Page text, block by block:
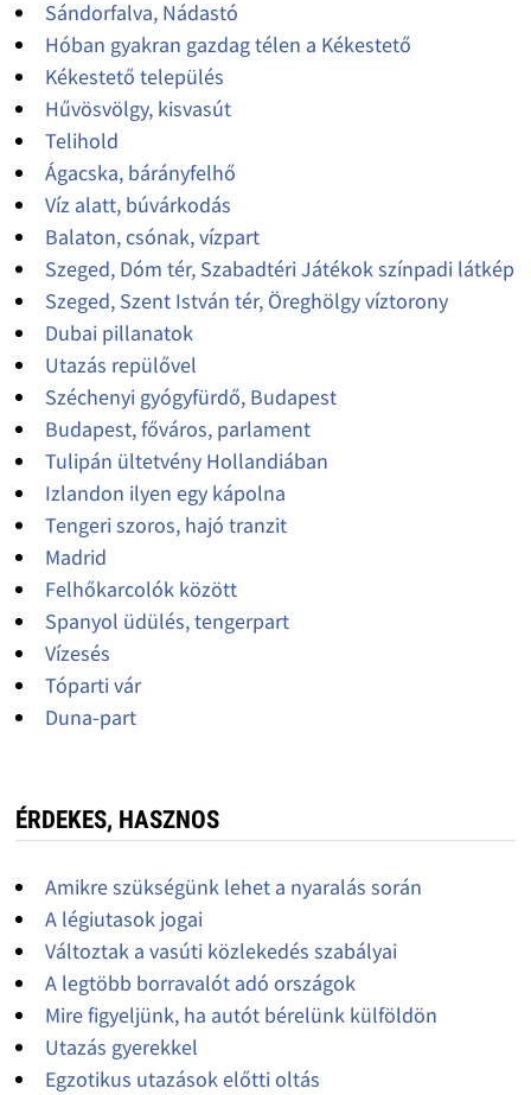
Sándorfalva, Nádastó
Hóban gyakran gazdag télen a Kékestető
Kékestető település
Hűvösvölgy, kisvasút
Telihold
Ágacska, bárányfelhő
Víz alatt, búvárkodás
Balaton, csónak, vízpart
Szeged, Dóm tér, Szabadtéri Játékok színpadi látkép
Szeged, Szent István tér, Öreghölgy víztorony
Dubai pillanatok
Utazás repülővel
Széchenyi gyógyfürdő, Budapest
Budapest, főváros, parlament
Tulipán ültetvény Hollandiában
Izlandon ilyen egy kápolna
Tengeri szoros, hajó tranzit
Madrid
Felhőkarcolók között
Spanyol üdülés, tengerpart
Vízesés
Tóparti vár
Duna-part
ÉRDEKES, HASZNOS
Amikre szükségünk lehet a nyaralás során
A légiutasok jogai
Változtak a vasúti közlekedés szabályai
A legtöbb borravalót adó országok
Mire figyeljünk, ha autót bérelünk külföldön
Utazás gyerekkel
Egzotikus utazások előtti oltás